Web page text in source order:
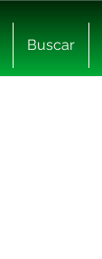
Buscar